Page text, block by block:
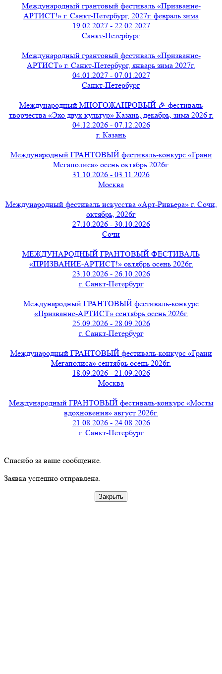
Международный грантовый фестиваль «Призвание-
АРТИСТ!» г. Санкт-Петербург, 2027г. февраль зима
19.02.2027 - 22.02.2027
Санкт-Петербург
Международный грантовый фестиваль «Призвание-
АРТИСТ» г. Санкт-Петербург, январь зима 2027г.
04.01.2027 - 07.01.2027
Санкт-Петербург
Международный МНОГОЖАНРОВЫЙ 🎉 фестиваль
творчества «Эхо двух культур» Казань, декабрь, зима 2026 г.
04.12.2026 - 07.12.2026
г. Казань
Международный ГРАНТОВЫЙ фестиваль-конкурс «Грани
Мегаполиса» осень октябрь 2026г.
31.10.2026 - 03.11.2026
Москва
Международный фестиваль искусства «Арт-Ривьера» г. Сочи,
октябрь, 2026г
27.10.2026 - 30.10.2026
Сочи
МЕЖДУНАРОДНЫЙ ГРАНТОВЫЙ ФЕСТИВАЛЬ
«ПРИЗВАНИЕ-АРТИСТ!» октябрь осень 2026г.
23.10.2026 - 26.10.2026
г. Санкт-Петербург
Международный ГРАНТОВЫЙ фестиваль-конкурс
«Призвание-АРТИСТ» сентябрь осень 2026г.
25.09.2026 - 28.09.2026
г. Санкт-Петербург
Международный ГРАНТОВЫЙ фестиваль-конкурс «Грани
Мегаполиса» сентябрь осень 2026г.
18.09.2026 - 21.09.2026
Москва
Международный ГРАНТОВЫЙ фестиваль-конкурс «Мосты
вдохновения» август 2026г.
21.08.2026 - 24.08.2026
г. Санкт-Петербург
Спасибо за ваше сообщение.
Заявка успешно отправлена.